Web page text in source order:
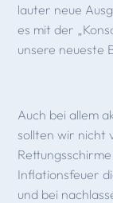
lauter neue
es mit der
unsere neueste
Auch bei allem
sollten wir nicht
Inflationsfeuer
und bei